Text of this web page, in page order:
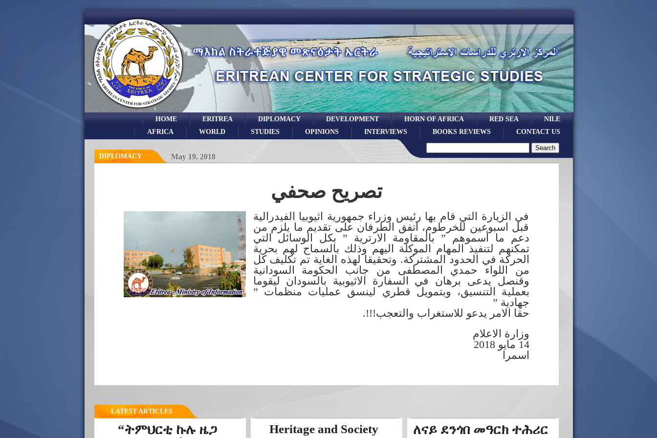
NILE
RED SEA
HORN OF AFRICA
DEVELOPMENT
DIPLOMACY
ERITREA
HOME
CONTACT US
BOOKS REVIEWS
INTERVIEWS
OPINIONS
STUDIES
WORLD
AFRICA
DIPLOMACY May 19, 2018
تصريح صحفي
في الزيارة التي قام بها رئيس وزراء جمهورية اثيوبيا الفيدرالية
قبل اسبوعين للخرطوم، اتفق الطرفان على تقديم ما يلزم من
دعم ما أسموهم ” بالمقاومة الارترية ” بكل الوسائل التي
تمكنهم لتنفيذ المهام الموكلة اليهم وذلك بالسماح لهم بحرية
الحركة في الحدود المشتركة. وتحقيقا لهذه الغاية تم تكليف كل
من اللواء حمدي المصطفى من جانب الحكومة السودانية
وقنصل يدعى برهان في السفارة الاثيوبية بالسودان ليقوما
بعملية التنسيق، وبتمويل قطري لينسق عمليات منظمات ”
جهادية ”
حقا الامر يدعو للاستغراب والتعجب!!!.
وزارة الاعلام
14 مايو 2018
اسمرا
LATEST ARTICLES
“ትምህርቲ ኩሉ ዜጋ
Heritage and Society ለናይ ደንጎበ መዓርክ ተሕሪር